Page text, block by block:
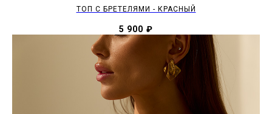
ТОП С БРЕТЕЛЯМИ - КРАСНЫЙ
5 900 ₽